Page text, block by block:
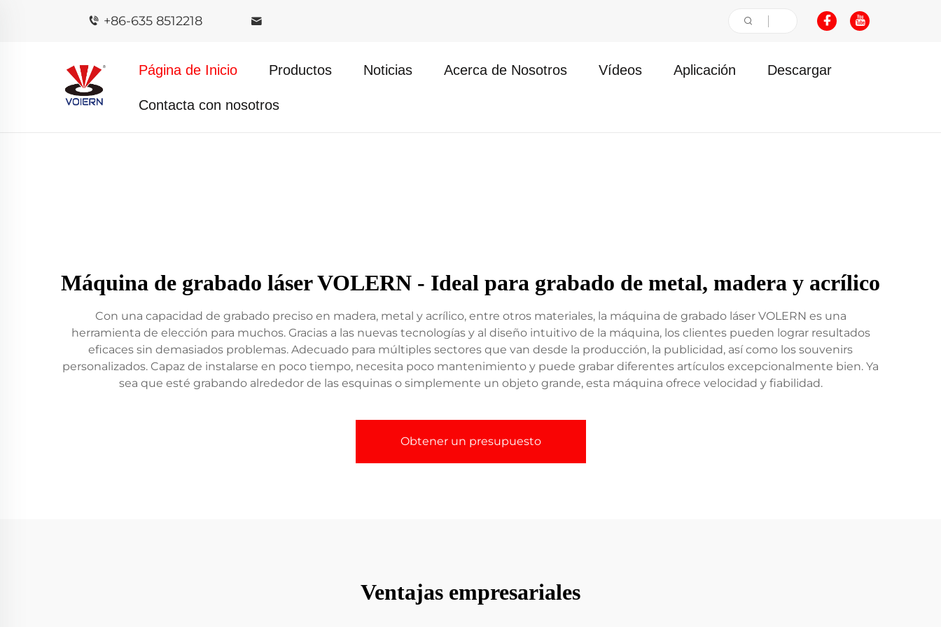
+86-635 8512218
Página de Inicio Productos Noticias Acerca de Nosotros Vídeos Aplicación Descargar
Contacta con nosotros
Máquina de grabado láser VOLERN - Ideal para grabado de metal, madera y acrílico
Con una capacidad de grabado preciso en madera, metal y acrílico, entre otros materiales, la máquina de grabado láser VOLERN es una
herramienta de elección para muchos. Gracias a las nuevas tecnologías y al diseño intuitivo de la máquina, los clientes pueden lograr resultados
eficaces sin demasiados problemas. Adecuado para múltiples sectores que van desde la producción, la publicidad, así como los souvenirs
personalizados. Capaz de instalarse en poco tiempo, necesita poco mantenimiento y puede grabar diferentes artículos excepcionalmente bien. Ya
sea que esté grabando alrededor de las esquinas o simplemente un objeto grande, esta máquina ofrece velocidad y fiabilidad.
Obtener un presupuesto
Ventajas empresariales